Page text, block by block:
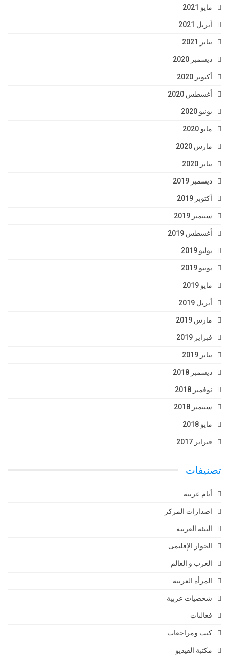
مايو 2021
أبريل 2021
يناير 2021
ديسمبر 2020
أكتوبر 2020
أغسطس 2020
يونيو 2020
مايو 2020
مارس 2020
يناير 2020
ديسمبر 2019
أكتوبر 2019
سبتمبر 2019
أغسطس 2019
يوليو 2019
يونيو 2019
مايو 2019
أبريل 2019
مارس 2019
فبراير 2019
يناير 2019
ديسمبر 2018
نوفمبر 2018
سبتمبر 2018
مايو 2018
فبراير 2017
تصنيفات
أيام عربية
اصدارات المركز
البيئة العربية
الجوار الإقليمى
العرب و العالم
المرأة العربية
شخصيات عربية
فعاليات
كتب ومراجعات
مكتبة الفيديو